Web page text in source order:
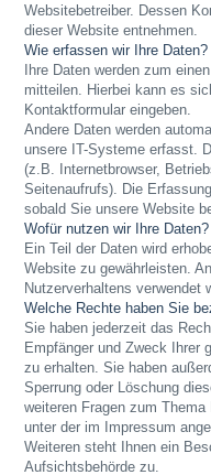
Websitebetreiber. Dessen
dieser Website entnehmen.
Wie erfassen wir Ihre Daten?
Ihre Daten werden zum
mitteilen. Hierbei kann es
Kontaktformular eingeben.
Andere Daten werden
unsere IT-Systeme erfasst.
(z.B. Internetbrowser,
Seitenaufrufs). Die
sobald Sie unsere Website
Wofür nutzen wir Ihre Daten?
Ein Teil der Daten wird
Website zu gewährleisten.
Nutzerverhaltens verwendet
Welche Rechte haben Sie
Sie haben jederzeit das
Empfänger und Zweck Ihrer
zu erhalten. Sie haben
Sperrung oder Löschung
weiteren Fragen zum
unter der im Impressum
Weiteren steht Ihnen ein
Aufsichtsbehörde zu.